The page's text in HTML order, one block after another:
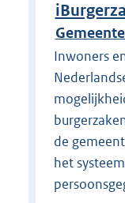
Inwoners
de
het